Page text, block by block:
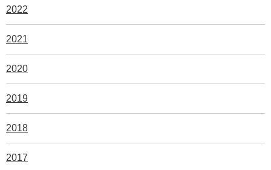
2022
2021
2020
2019
2018
2017